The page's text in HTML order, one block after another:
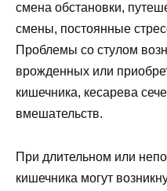
смена обстановки,
смены, постоянные
Проблемы со стулом
врожденных или
кишечника, кесарева
вмешательств.
При длительном или
кишечника могут